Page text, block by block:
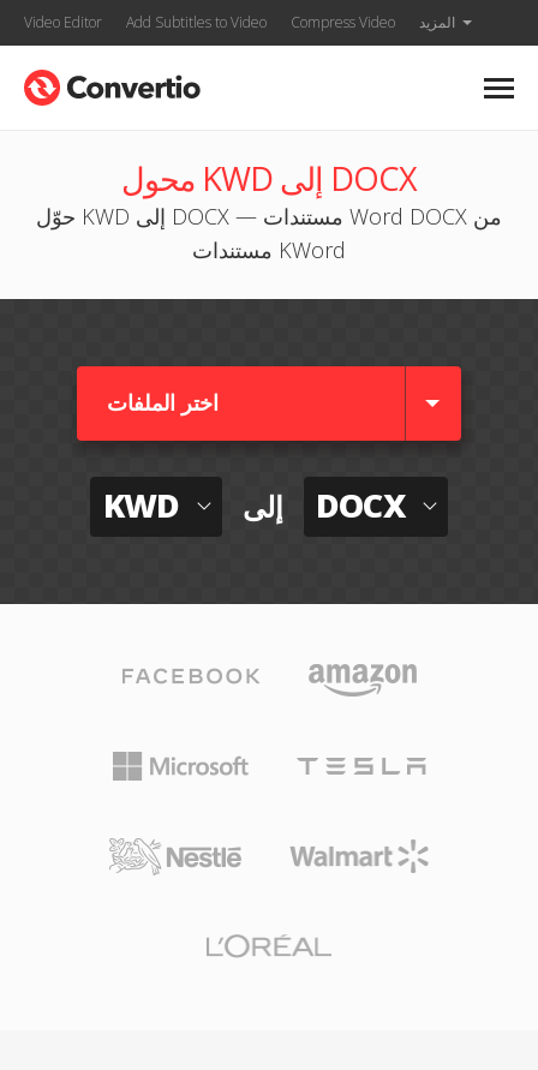
Video Editor Add Subtitles to Video Compress Video المزيد
محول KWD إلى DOCX
حوّل KWD إلى DOCX — مستندات Word DOCX من
مستندات KWord
اختر الملفات
KWD إلى DOCX